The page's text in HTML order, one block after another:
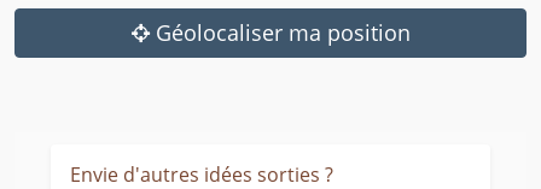
Géolocaliser ma position
Envie d'autres idées sorties ?